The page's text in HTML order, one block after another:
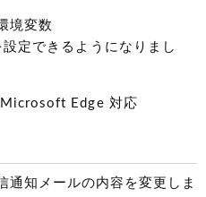
境変数
定できるようになりまし
Edge 対応
知メールの内容を変更しま